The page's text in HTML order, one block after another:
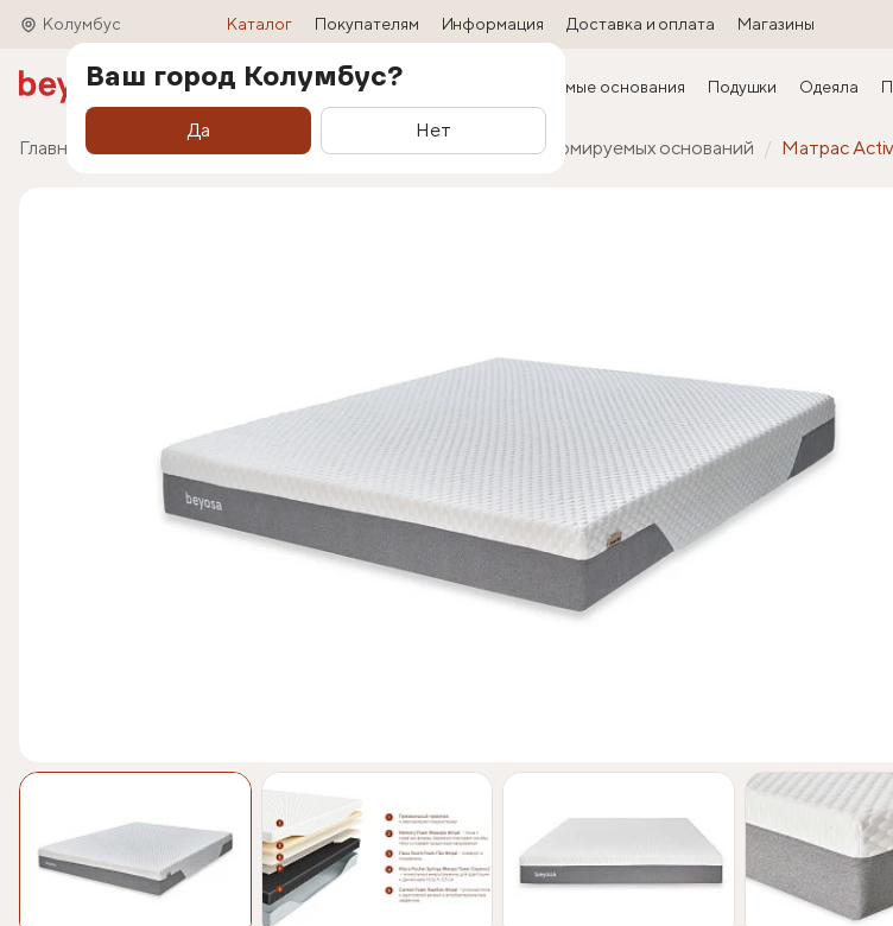
Колумбус Каталог Покупателям Информация Доставка и оплата Магазины
Акции Матрасы Кровати Трансформируемые основания Подушки Одеяла
Главная Матрасы Матрасы для трансформируемых оснований Матрас
Ваш город Колумбус?
Да Нет